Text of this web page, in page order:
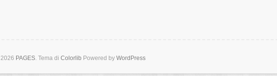
PAGES . Tema di Colorlib Powered by WordPress